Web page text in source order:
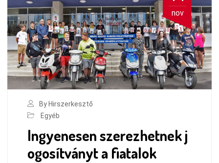
nov
By Hirszerkesztő
Egyéb
Ingyenesen szerezhetnek j
ogosítványt a fiatalok